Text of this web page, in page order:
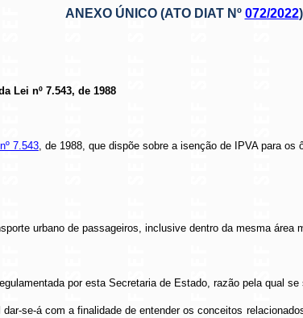
ANEXO ÚNICO (ATO DIAT Nº 072/2022)
Lei nº 7.543, de 1988
7.543, de 1988, que dispõe sobre a isenção de IPVA para os
urbano de passageiros, inclusive dentro da mesma área
por esta Secretaria de Estado, razão pela qual
se-á com a finalidade de entender os conceitos